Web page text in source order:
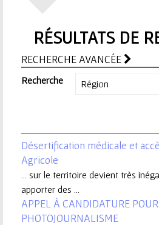
e
d
r
r
e
RÉSULTATS DE
RECHERCHE AVANCÉE
Recherche
Désertification médicale et
Agricole
... sur le territoire devient très
apporter des ...
APPEL À CANDIDATURE
PHOTOJOURNALISME